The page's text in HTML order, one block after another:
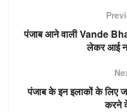
A a n
g
e
b
o
o
k
पंजाब आने वाली Vande
लेकर आई
पंजाब के इन इलाकों के लिए
करने